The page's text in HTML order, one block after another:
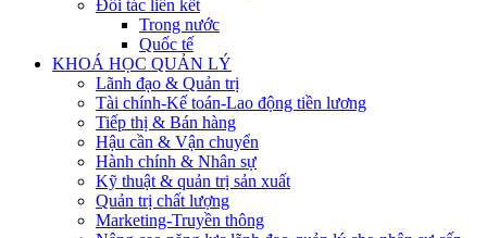
Đối tác liên kết
Trong nước
Quốc tế
KHOÁ HỌC QUẢN LÝ
Lãnh đạo & Quản trị
Tài chính-Kế toán-Lao động tiền lương
Tiếp thị & Bán hàng
Hậu cần & Vận chuyển
Hành chính & Nhân sự
Kỹ thuật & quản trị sản xuất
Quản trị chất lượng
Marketing-Truyền thông